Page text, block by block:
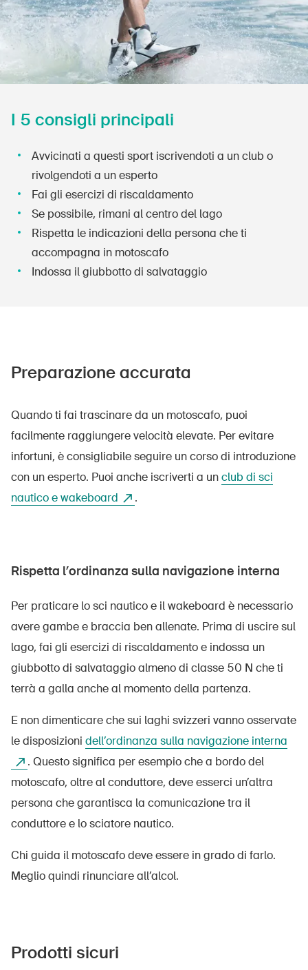
I 5 consigli principali
Avvicinati a questi sport iscrivendoti a un club o
rivolgendoti a un esperto
Fai gli esercizi di riscaldamento
Se possibile, rimani al centro del lago
Rispetta le indicazioni della persona che ti
accompagna in motoscafo
Indossa il giubbotto di salvataggio
Preparazione accurata
Quando ti fai trascinare da un motoscafo, puoi
facilmente raggiungere velocità elevate. Per evitare
infortuni, è consigliabile seguire un corso di introduzione
con un esperto. Puoi anche iscriverti a unclub di sci
nautico e wakeboard
.
Rispetta l’ordinanza sulla navigazione interna
Per praticare lo sci nautico e il wakeboard è necessario
avere gambe e braccia ben allenate. Prima di uscire sul
lago, fai gli esercizi di riscaldamento e indossa un
giubbotto di salvataggio almeno di classe 50 N che ti
terrà a galla anche al momento della partenza.
E non dimenticare che sui laghi svizzeri vanno osservate
le disposizioni dell’ordinanza sulla navigazione interna
. Questo significa per esempio che a bordo del
motoscafo, oltre al conduttore, deve esserci un’altra
persona che garantisca la comunicazione tra il
conduttore e lo sciatore nautico.
Chi guida il motoscafo deve essere in grado di farlo.
Meglio quindi rinunciare all’alcol.
Prodotti sicuri